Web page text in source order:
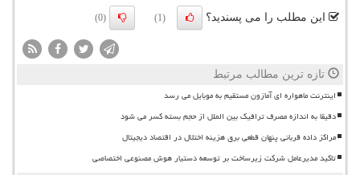
این مطلب را می پسندید؟ (1)
(0)
تازه ترین مطالب مرتبط
اینترنت ماهواره ای آمازون مستقیم به موبایل می رسد
دقیقا به اندازه مصرف ترافیک بین الملل از حجم بسته کسر می شود
مراکز داده قربانی پنهان قطعی برق هزینه اختلال در اقتصاد دیجیتال
تاکید مدیرعامل شرکت زیرساخت بر توسعه دستیار هوش مصنوعی اختصاصی